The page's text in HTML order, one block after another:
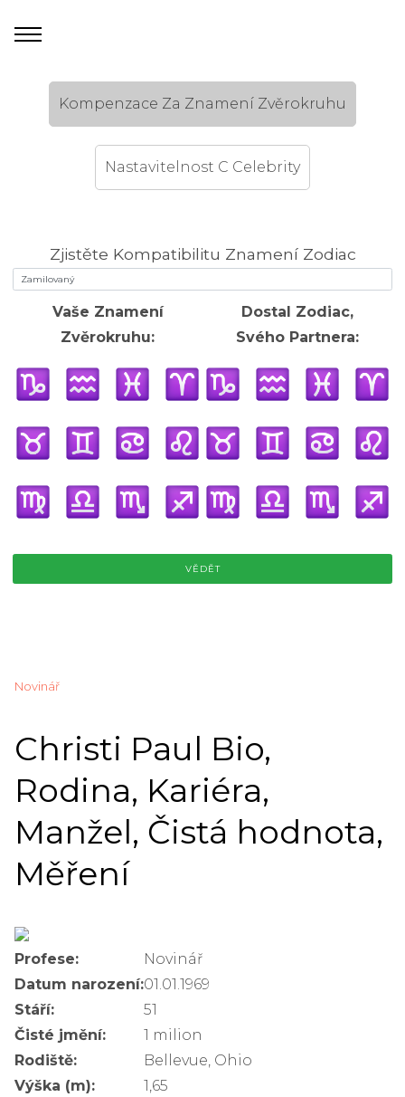
Kompenzace Za Znamení Zvěrokruhu
Nastavitelnost C Celebrity
Zjistěte Kompatibilitu Znamení Zodiac
Vaše Znamení
Zvěrokruhu:
Dostal Zodiac,
Svého Partnera:
VĚDĚT
Novinář
Christi Paul Bio,
Rodina, Kariéra,
Manžel, Čistá hodnota,
Měření
Profese:
Novinář
Datum narození:01.01.1969
Stáří:
51
Čisté jmění:
1 milion
Rodiště:
Bellevue, Ohio
Výška (m):
1,65